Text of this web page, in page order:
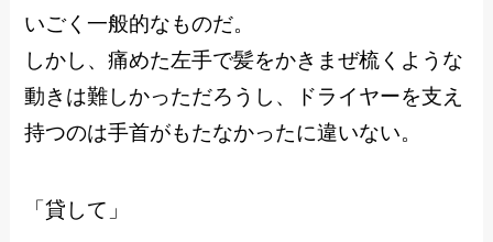
いごく一般的なものだ。
しかし、痛めた左手で髪をかきまぜ梳くような
動きは難しかっただろうし、ドライヤーを支え
持つのは手首がもたなかったに違いない。
「貸して」